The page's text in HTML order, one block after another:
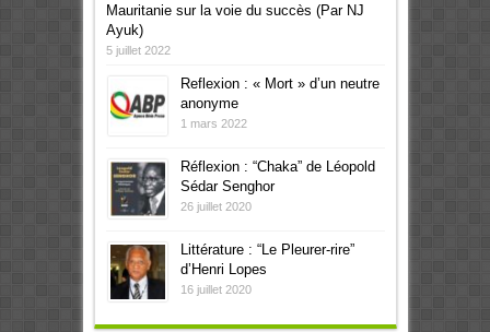
Mauritanie sur la voie du succès (Par NJ
Ayuk)
5 juillet 2022
Reflexion : « Mort » d’un neutre
anonyme
1 mars 2022
Réflexion : “Chaka” de Léopold
Sédar Senghor
26 juillet 2020
Littérature : “Le Pleurer-rire”
d’Henri Lopes
16 juillet 2020